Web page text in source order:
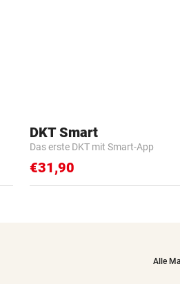
DKT Smart
Das erste DKT mit Smart-App
€31,90
Alle